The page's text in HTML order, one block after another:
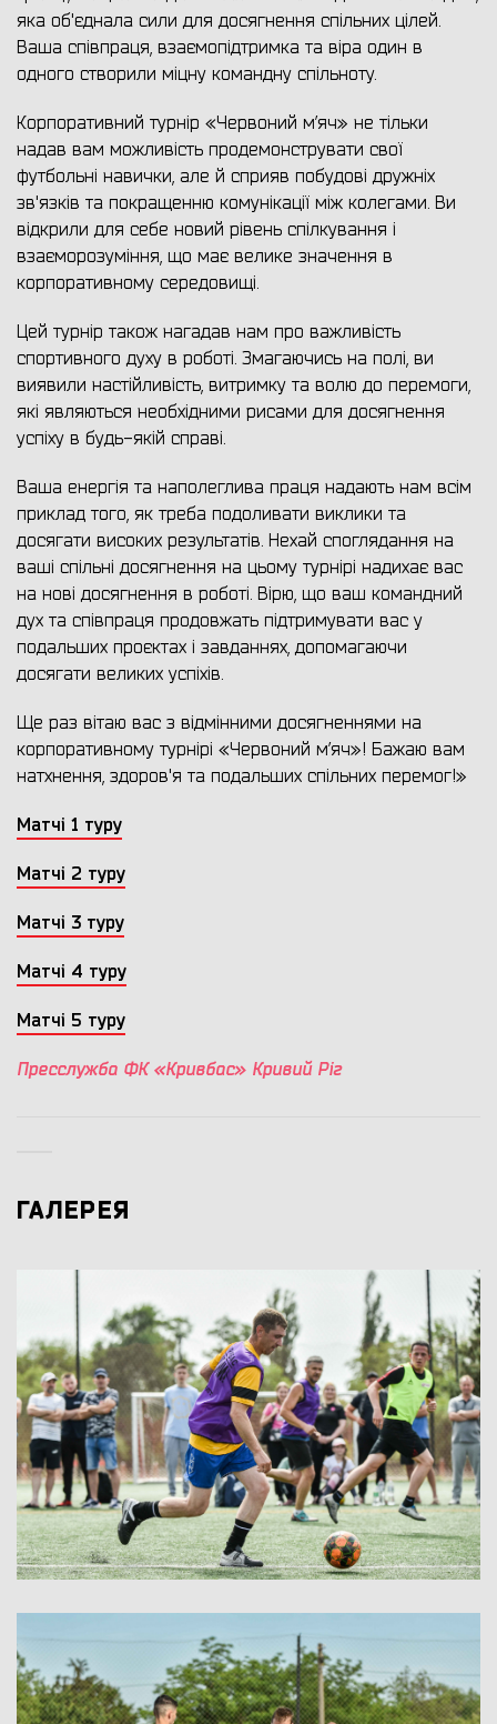
яка об'єднала сили для досягнення спільних цілей.
Ваша співпраця, взаємопідтримка та віра один в
одного створили міцну командну спільноту.
Корпоративний турнір «Червоний м’яч» не тільки
надав вам можливість продемонструвати свої
футбольні навички, але й сприяв побудові дружніх
зв'язків та покращенню комунікації між колегами. Ви
відкрили для себе новий рівень спілкування і
взаєморозуміння, що має велике значення в
корпоративному середовищі.
Цей турнір також нагадав нам про важливість
спортивного духу в роботі. Змагаючись на полі, ви
виявили настійливість, витримку та волю до перемоги,
які являються необхідними рисами для досягнення
успіху в будь-якій справі.
Ваша енергія та наполеглива праця надають нам всім
приклад того, як треба подоливати виклики та
досягати високих результатів. Нехай споглядання на
ваші спільні досягнення на цьому турнірі надихає вас
на нові досягнення в роботі. Вірю, що ваш командний
дух та співпраця продовжать підтримувати вас у
подальших проєктах і завданнях, допомагаючи
досягати великих успіхів.
Ще раз вітаю вас з відмінними досягненнями на
корпоративному турнірі «Червоний м’яч»! Бажаю вам
натхнення, здоров'я та подальших спільних перемог!»
Матчі 1 туру
Матчі 2 туру
Матчі 3 туру
Матчі 4 туру
Матчі 5 туру
Пресслужба ФК «Кривбас» Кривий Ріг
ГАЛЕРЕЯ